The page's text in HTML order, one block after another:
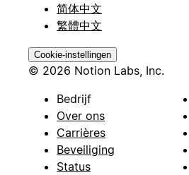
简体中文
繁體中文
Cookie-instellingen
© 2026 Notion Labs, Inc.
Bedrijf
Over ons
Carrières
Beveiliging
Status